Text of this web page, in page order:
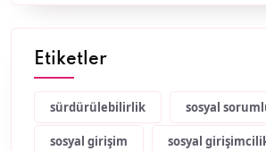
Etiketler
sürdürülebilirlik sosyal
sosyal girişim sosyal